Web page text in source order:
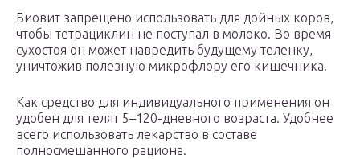
Биовит запрещено использовать для дойных коров,
чтобы тетрациклин не поступал в молоко. Во время
сухостоя он может навредить будущему теленку,
уничтожив полезную микрофлору его кишечника.
Как средство для индивидуального применения он
удобен для телят 5–120-дневного возраста. Удобнее
всего использовать лекарство в составе
полносмешанного рациона.